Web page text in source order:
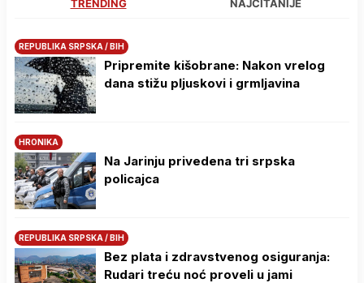
TRENDING NAJČITANIJE
REPUBLIKA SRPSKA / BIH
Pripremite kišobrane: Nakon vrelog
dana stižu pljuskovi i grmljavina
HRONIKA
Na Јarinju privedena tri srpska
policajca
REPUBLIKA SRPSKA / BIH
Bez plata i zdravstvenog osiguranja:
Rudari treću noć proveli u jami